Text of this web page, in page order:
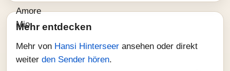
Mehr entdecken
Mehr von Hansi Hinterseer ansehen oder direkt
weiter den Sender hören.